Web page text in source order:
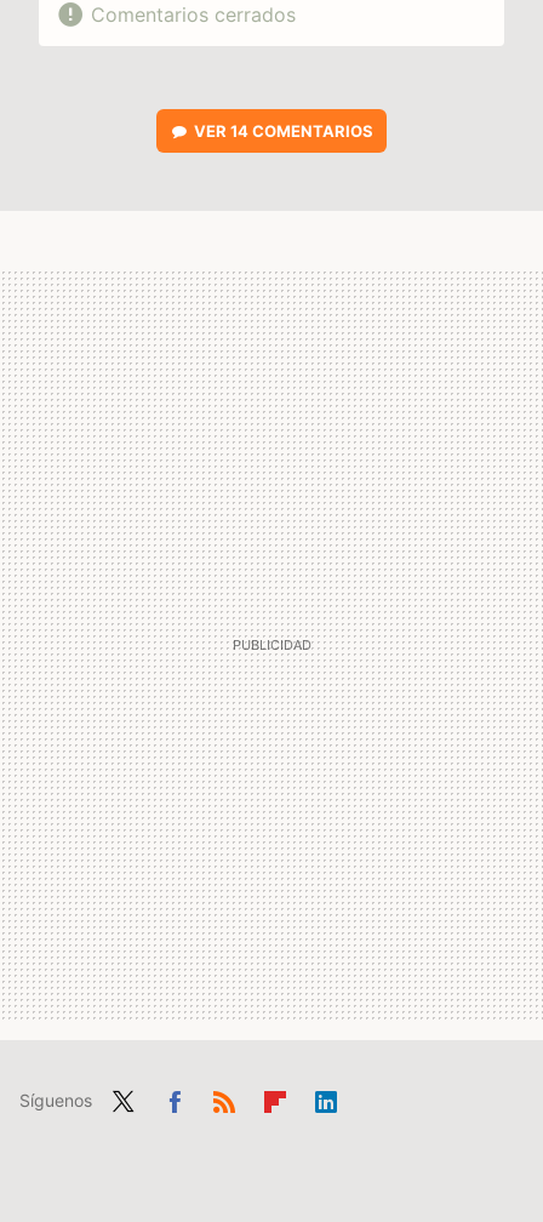
Comentarios cerrados
VER 14 COMENTARIOS
Síguenos